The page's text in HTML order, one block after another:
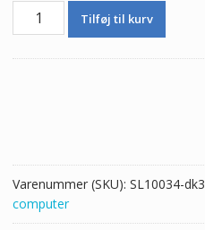
Ægte
antal
Tilføj til kurv
Varenummer (SKU): SL10034-dk3
computer